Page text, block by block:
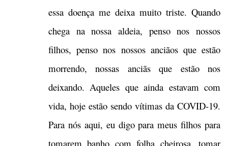
essa doença me deixa muito triste. Quando
chega na nossa aldeia, penso nos nossos
filhos, penso nos nossos anciãos que estão
morrendo, nossas anciãs que estão nos
deixando. Aqueles que ainda estavam com
vida, hoje estão sendo vítimas da COVID-19.
Para nós aqui, eu digo para meus filhos para
tomarem banho com folha cheirosa, tomar